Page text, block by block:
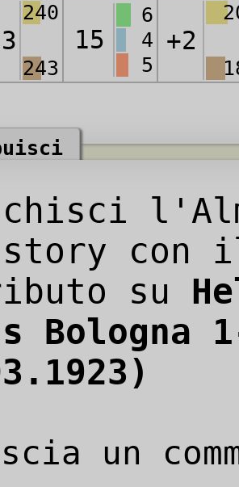
240
243
15
6
4
5
+2
con
su
Bologna
un